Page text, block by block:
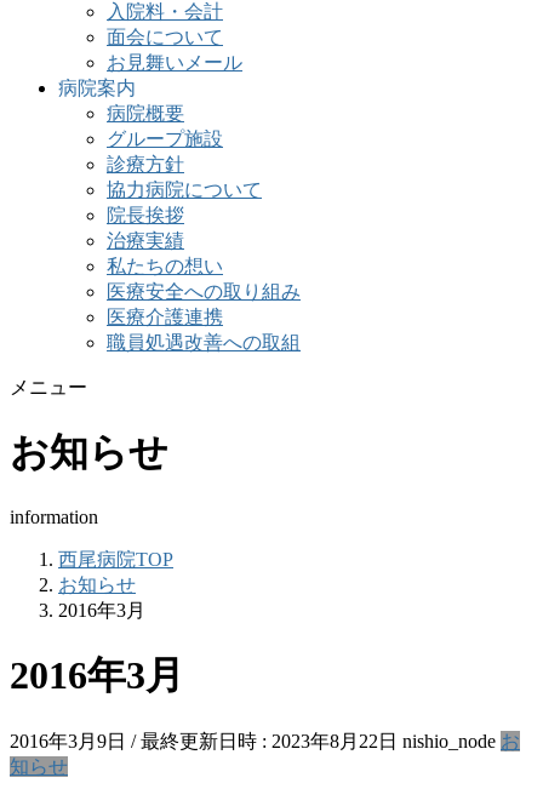
入院料・会計
面会について
お見舞いメール
病院案内
病院概要
グループ施設
診療方針
協力病院について
院長挨拶
治療実績
私たちの想い
医療安全への取り組み
医療介護連携
職員処遇改善への取組
メニュー
お知らせ
information
西尾病院TOP
お知らせ
2016年3月
2016年3月
2016年3月9日 / 最終更新日時 : 2023年8月22日 nishio_node お
知らせ